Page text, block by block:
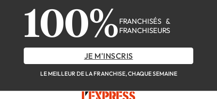
100% FRANCHISÉS &
FRANCHISEURS
JE M'INSCRIS
LE MEILLEUR DE LA FRANCHISE, CHAQUE SEMAINE